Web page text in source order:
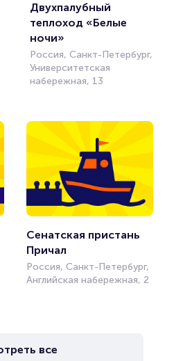
Двухпалубный
теплоход «Белые
ночи»
Россия, Санкт-Петербург,
Университетская
набережная, 13
Сенатская пристань
Причал
Россия, Санкт-Петербург,
Английская набережная, 2
все